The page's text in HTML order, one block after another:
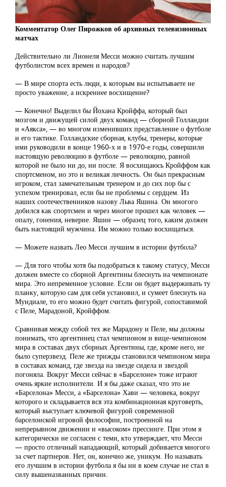
Комментатор Олег Пирожков об архивных телевизионных
матчах
Действительно ли Лионеля Месси можно считать лучшим
футболистом всех времен и народов?
— В мире спорта есть люди, к которым вы испытываете не
просто уважение, а искреннее восхищение?
— Конечно! Выделил бы Йохана Кройффа, который был
мозгом и движущей силой двух команд — сборной Голландии
и «Аякса», — во многом изменивших представление о футболе
и его тактике. Голландские сборная, клубы, тренеры, которые
ими руководили в конце 1960-х и в 1970-е годы, совершили
настоящую революцию в футболе — революцию, равной
которой не было ни до, ни после. Я восхищаюсь Кройффом как
спортсменом, но это и великая личность. Он был прекрасным
игроком, стал замечательным тренером и до сих пор бы с
успехом тренировал, если бы не проблемы с сердцем. Из
наших соотечественников назову Льва Яшина. Он многого
добился как спортсмен и через многое прошел как человек —
опалу, гонения, неверие. Яшин — образец того, каким должен
быть настоящий мужчина. Им можно только восхищаться.
— Можете назвать Лео Месси лучшим в истории футбола?
— Для того чтобы хотя бы подобраться к такому статусу, Месси
должен вместе со сборной Аргентины блеснуть на чемпионате
мира. Это непременное условие. Если он будет выдерживать ту
планку, которую сам для себя установил, и сумеет блеснуть на
Мундиале, то его можно будет считать фигурой, сопоставимой
с Пеле, Марадоной, Кройффом.
Сравнивая между собой тех же Марадону и Пеле, мы должны
понимать, что аргентинец стал чемпионом и вице-чемпионом
мира в составах двух сборных Аргентины, где, кроме него, не
было суперзвезд. Пеле же трижды становился чемпионом мира
в составах команд, где звезда на звезде сидела и звездой
погоняла. Вокруг Месси сейчас в «Барселоне» тоже играют
очень яркие исполнители. И я бы даже сказал, что это не
«Барселона» Месси, а «Барселона» Хави — человека, вокруг
которого и складывается вся эта комбинационная круговерть,
который выступает ключевой фигурой современной
барселонской игровой философии, построенной на
непрерывном движении и «высоком» прессинге. При этом я
категорически не согласен с теми, кто утверждает, что Месси
— просто отличный нападающий, который добивается многого
за счет партнеров. Нет, он, конечно же, уникум. Но называть
его лучшим в истории футбола я бы ни в коем случае не стал в
силу вышеназванных причин.